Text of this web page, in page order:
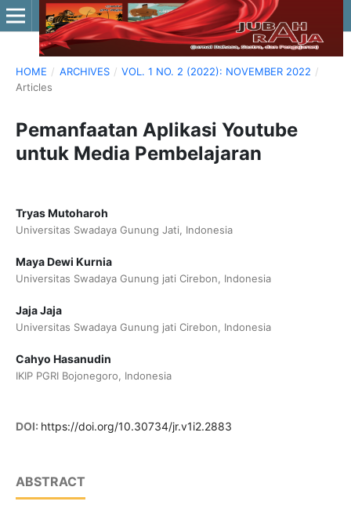
HOME / ARCHIVES / VOL. 1 NO. 2 (2022): NOVEMBER 2022 /
Articles
Pemanfaatan Aplikasi Youtube
untuk Media Pembelajaran
Tryas Mutoharoh
Universitas Swadaya Gunung Jati, Indonesia
Maya Dewi Kurnia
Universitas Swadaya Gunung jati Cirebon, Indonesia
Jaja Jaja
Universitas Swadaya Gunung jati Cirebon, Indonesia
Cahyo Hasanudin
IKIP PGRI Bojonegoro, Indonesia
DOI: https://doi.org/10.30734/jr.v1i2.2883
ABSTRACT